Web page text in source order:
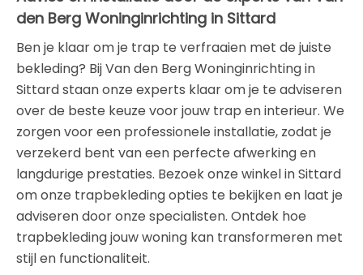
den Berg Woninginrichting in Sittard
Ben je klaar om je trap te verfraaien met de juiste
bekleding? Bij Van den Berg Woninginrichting in
Sittard staan onze experts klaar om je te adviseren
over de beste keuze voor jouw trap en interieur. We
zorgen voor een professionele installatie, zodat je
verzekerd bent van een perfecte afwerking en
langdurige prestaties. Bezoek onze winkel in Sittard
om onze trapbekleding opties te bekijken en laat je
adviseren door onze specialisten. Ontdek hoe
trapbekleding jouw woning kan transformeren met
stijl en functionaliteit.